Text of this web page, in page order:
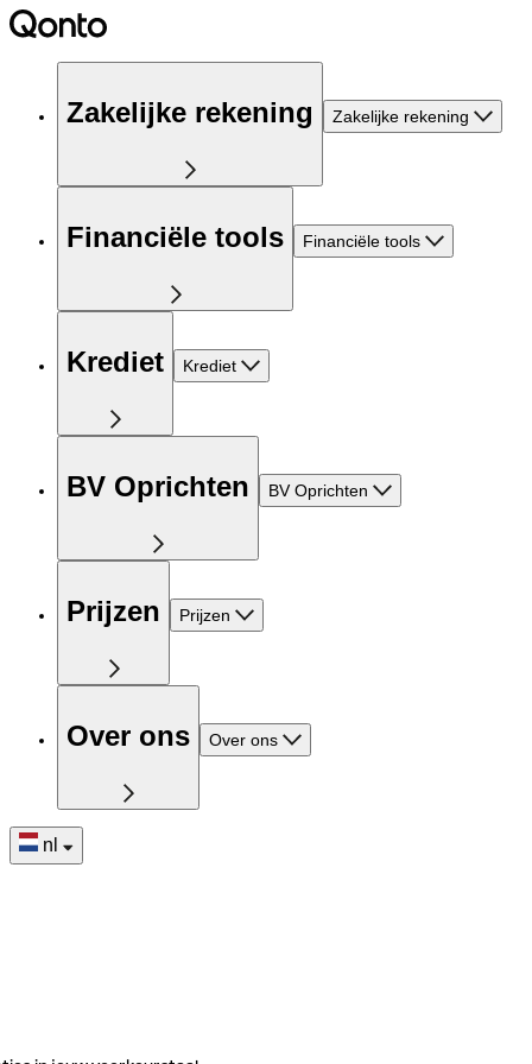
Zakelijke rekening Zakelijke rekening
Financiële tools Financiële tools
Krediet Krediet
BV Oprichten BV Oprichten
Prijzen Prijzen
Over ons Over ons
nl